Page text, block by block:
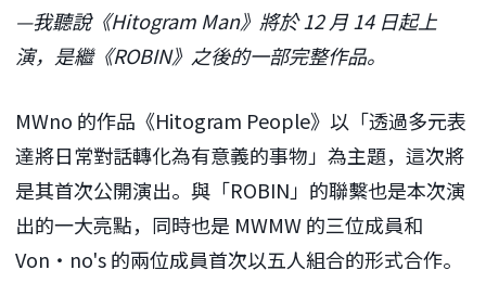
—我聽說《Hitogram Man》將於 12 月 14 日起上
演，是繼《ROBIN》之後的一部完整作品。
MWno 的作品《Hitogram People》以「透過多元表
達將日常對話轉化為有意義的事物」為主題，這次將
是其首次公開演出。與「ROBIN」的聯繫也是本次演
出的一大亮點，同時也是 MWMW 的三位成員和
Von・no's 的兩位成員首次以五人組合的形式合作。